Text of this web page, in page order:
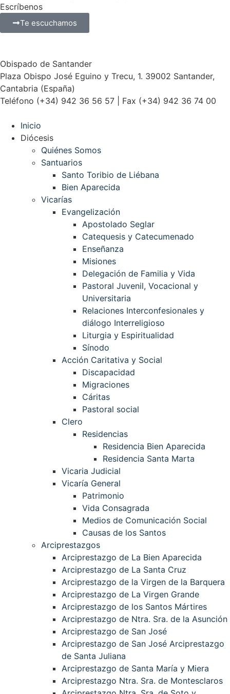
Escríbenos
Te escuchamos
Obispado de Santander
Plaza Obispo José Eguino y Trecu, 1. 39002 Santander,
Cantabria (España)
Teléfono (+34) 942 36 56 57 | Fax (+34) 942 36 74 00
Inicio
Diócesis
Quiénes Somos
Santuarios
Santo Toribio de Liébana
Bien Aparecida
Vicarías
Evangelización
Apostolado Seglar
Catequesis y Catecumenado
Enseñanza
Misiones
Delegación de Familia y Vida
Pastoral Juvenil, Vocacional y
Universitaria
Relaciones Interconfesionales y
diálogo Interreligioso
Liturgia y Espiritualidad
Sínodo
Acción Caritativa y Social
Discapacidad
Migraciones
Cáritas
Pastoral social
Clero
Residencias
Residencia Bien Aparecida
Residencia Santa Marta
Vicaria Judicial
Vicaría General
Patrimonio
Vida Consagrada
Medios de Comunicación Social
Causas de los Santos
Arciprestazgos
Arciprestazgo de La Bien Aparecida
Arciprestazgo de La Santa Cruz
Arciprestazgo de la Virgen de la Barquera
Arciprestazgo de La Virgen Grande
Arciprestazgo de los Santos Mártires
Arciprestazgo de Ntra. Sra. de la Asunción
Arciprestazgo de San José
Arciprestazgo de San José Arciprestazgo
de Santa Juliana
Arciprestazgo de Santa María y Miera
Arciprestazgo Ntra. Sra. de Montesclaros